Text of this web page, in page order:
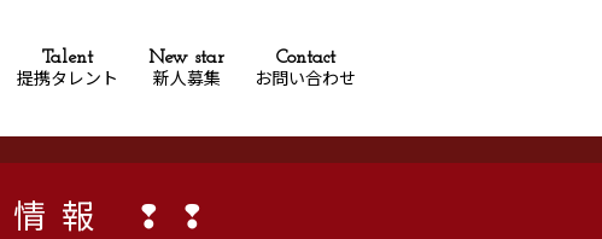
Talent
提携タレント
New star
新人募集
Contact
お問い合わせ
報 ❢❢